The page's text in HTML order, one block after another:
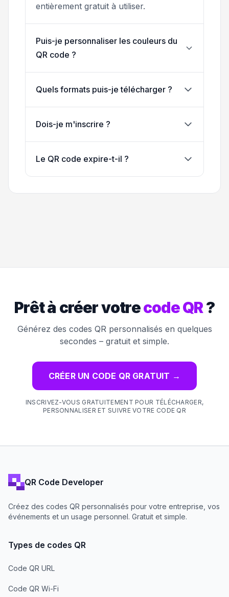
entièrement gratuit à utiliser.
Puis-je personnaliser les couleurs du
QR code ?
Quels formats puis-je télécharger ?
Dois-je m'inscrire ?
Le QR code expire-t-il ?
Prêt à créer votrecode QR?
Générez des codes QR personnalisés en quelques
secondes – gratuit et simple.
CRÉER UN CODE QR GRATUIT →
INSCRIVEZ-VOUS GRATUITEMENT POUR TÉLÉCHARGER,
PERSONNALISER ET SUIVRE VOTRE CODE QR
QR Code Developer
Créez des codes QR personnalisés pour votre entreprise, vos
événements et un usage personnel. Gratuit et simple.
Types de codes QR
Code QR URL
Code QR Wi-Fi